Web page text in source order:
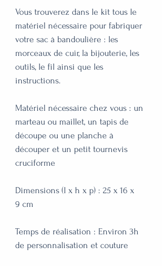
Vous trouverez dans le kit tous le
matériel nécessaire pour fabriquer
votre sac à bandoulière : les
morceaux de cuir, la bijouterie, les
outils, le fil ainsi que les
instructions.
Matériel nécessaire chez vous : un
marteau ou maillet, un tapis de
découpe ou une planche à
découper et un petit tournevis
cruciforme
Dimensions (l x h x p) : 25 x 16 x
9 cm
Temps de réalisation : Environ 3h
de personnalisation et couture